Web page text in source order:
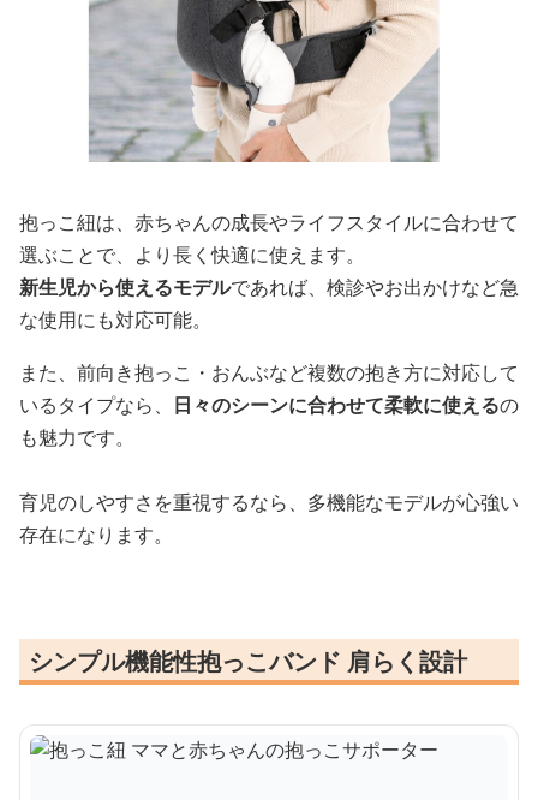
抱っこ紐は、赤ちゃんの成長やライフスタイルに合わせて
選ぶことで、より長く快適に使えます。
新生児から使えるモデルであれば、検診やお出かけなど急
な使用にも対応可能。
また、前向き抱っこ・おんぶなど複数の抱き方に対応して
いるタイプなら、 日々のシーンに合わせて柔軟に使えるの
も魅力です。
育児のしやすさを重視するなら、多機能なモデルが心強い
存在になります。
シンプル機能性抱っこバンド 肩らく設計